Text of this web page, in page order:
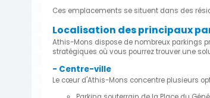
Ces emplacements se situent dans des
Localisation des principaux
Athis-Mons dispose de nombreux parkings
stratégiques où vous pourrez trouver une
- Centre-ville
Le cœur d'Athis-Mons concentre plusieurs